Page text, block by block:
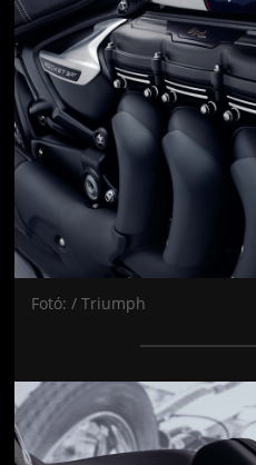
Fotó: / Triumph
Jön